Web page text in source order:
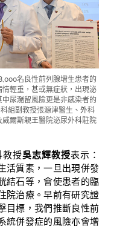
名良性前列腺增生患者的
輕重，甚或無症狀，出現泌
尿瀦留風險更是非感染者的
組副教授張源津醫生、外科
爾斯親王醫院泌尿外科駐院
教授吳志輝教授表示：
活質素，一旦出現併發
結石等，會使患者的臨
院治療。早前有研究證
目標，我們推斷良性前
統併發症的風險亦會增